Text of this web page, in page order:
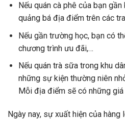
Nếu quán cà phê của bạn
quảng bá địa điểm trên các
Nếu gần trường học, bạn có
chương trình ưu đãi,…
Nếu quán trà sữa trong khu
những sự kiện thường niên
Mỗi địa điểm sẽ có những
Ngày nay, sự xuất hiện của